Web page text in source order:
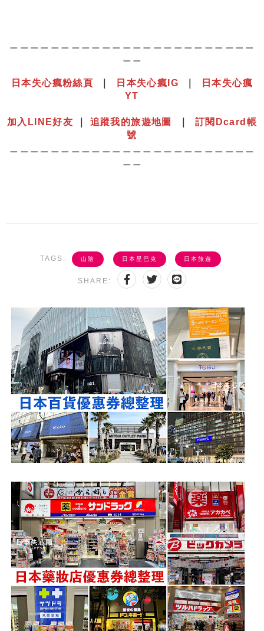
日本失心瘋粉絲頁 日本失心瘋IG
日本失心瘋
YT
加入LINE好友
追蹤我的旅遊地圖
訂閱Dcard帳
號
TAGS: 山陰 日本星巴克 日本旅遊
SHARE: